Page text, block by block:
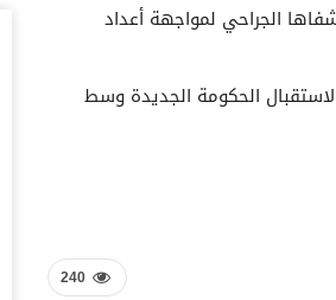
الجراحي لمواجهة أعداد
هاون خلال احتشاد لاستقبال الحكومة الجديدة وسط
240